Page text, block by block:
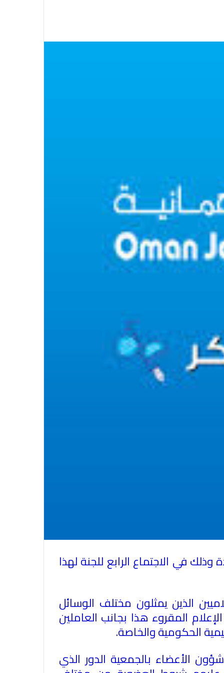
بجمعية الصحفيين العمانية على 42 عضوية جديدة وذلك في الاجتماع الرابع للجنة لهذا
الذين يمثلون مختلف الوسائل
المقروء هذا بجانب العاملين
الحكومية والخاصة.
الأعضاء بالجمعية الدور الذي
بكل قوة جريمة إغتيال الاحتلال
الصهيوني للصحفيين الفسطينيين فى
غزة
الاتحاد العام للصحفيين العرب يطالب
بدعم حرية الصحافة فى الدول العربية
وذلك بمناسبة اليوم العالمي للصحافة